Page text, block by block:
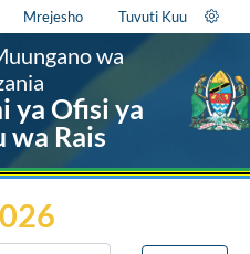
Mrejesho Tuvuti Kuu
wa
ya Ofisi ya
wa Rais